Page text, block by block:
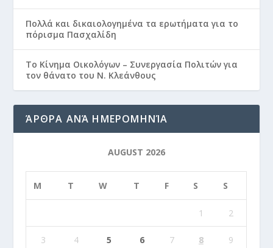
Πολλά και δικαιολογημένα τα ερωτήματα για το
πόρισμα Πασχαλίδη
Το Κίνημα Οικολόγων – Συνεργασία Πολιτών για
τον θάνατο του Ν. Κλεάνθους
ΆΡΘΡΑ ΑΝΆ ΗΜΕΡΟΜΗΝΊΑ
AUGUST 2026
M T W T F S S
1 2
3 4 5 6 7 8 9